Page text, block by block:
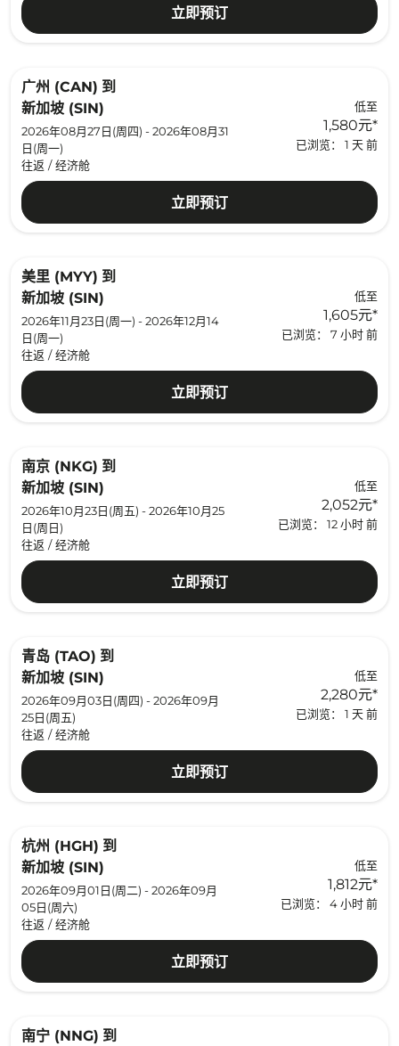
立即预订
广州 (CAN) 到
新加坡 (SIN)
2026年08月27日(周四) - 2026年08月31
日(周一)
往返 / 经济舱
低至
1,580元*
已浏览： 1 天 前
立即预订
美里 (MYY) 到
新加坡 (SIN)
2026年11月23日(周一) - 2026年12月14
日(周一)
往返 / 经济舱
低至
1,605元*
已浏览： 7 小时 前
立即预订
南京 (NKG) 到
新加坡 (SIN)
2026年10月23日(周五) - 2026年10月25
日(周日)
往返 / 经济舱
低至
2,052元*
已浏览： 12 小时 前
立即预订
青岛 (TAO) 到
新加坡 (SIN)
2026年09月03日(周四) - 2026年09月
25日(周五)
往返 / 经济舱
低至
2,280元*
已浏览： 1 天 前
立即预订
杭州 (HGH) 到
新加坡 (SIN)
2026年09月01日(周二) - 2026年09月
05日(周六)
往返 / 经济舱
低至
1,812元*
已浏览： 4 小时 前
立即预订
南宁 (NNG) 到